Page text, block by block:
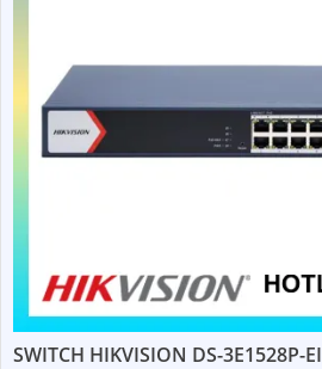
SWITCH HIKVISION DS-3E1528P-EI